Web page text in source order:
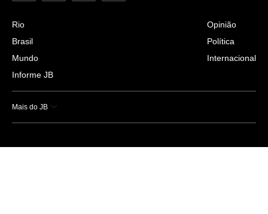
Rio
Brasil
Mundo
Informe JB
Opinião
Política
Internacional
Mais do JB
Esportes